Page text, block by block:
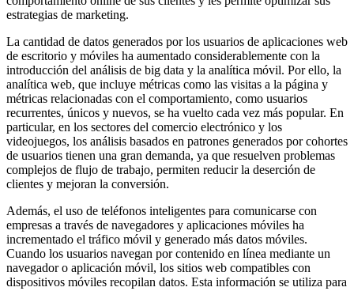
estrategias de marketing.
La cantidad de datos generados por los usuarios de aplicaciones web
de escritorio y móviles ha aumentado considerablemente con la
introducción del análisis de big data y la analítica móvil. Por ello, la
analítica web, que incluye métricas como las visitas a la página y
métricas relacionadas con el comportamiento, como usuarios
recurrentes, únicos y nuevos, se ha vuelto cada vez más popular. En
particular, en los sectores del comercio electrónico y los
videojuegos, los análisis basados ​​en patrones generados por cohortes
de usuarios tienen una gran demanda, ya que resuelven problemas
complejos de flujo de trabajo, permiten reducir la deserción de
clientes y mejoran la conversión.
Además, el uso de teléfonos inteligentes para comunicarse con
empresas a través de navegadores y aplicaciones móviles ha
incrementado el tráfico móvil y generado más datos móviles.
Cuando los usuarios navegan por contenido en línea mediante un
navegador o aplicación móvil, los sitios web compatibles con
dispositivos móviles recopilan datos. Esta información se utiliza para